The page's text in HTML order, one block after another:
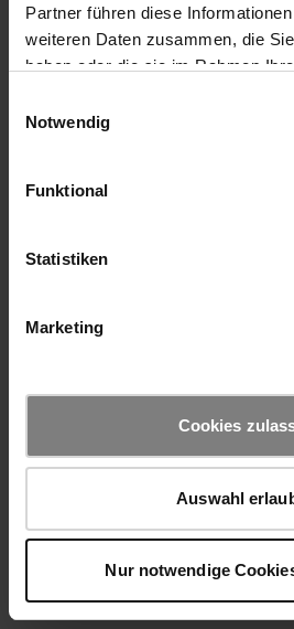
Partner führen diese
weiteren Daten zusammen, die
haben oder die sie im Rahmen
Notwendig
Funktional
Statistiken
Marketing
Cookies
Auswahl
Nur notwendige